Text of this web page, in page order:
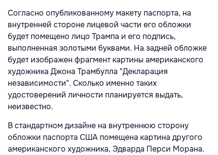
Согласно опубликованному макету паспорта, на
внутренней стороне лицевой части его обложки
будет помещено лицо Трампа и его подпись,
выполненная золотыми буквами. На задней обложке
будет изображен фрагмент картины американского
художника Джона Трамбулла "Декларация
независимости". Сколько именно таких
удостоверений личности планируется выдать,
неизвестно.
В стандартном дизайне на внутреннюю сторону
обложки паспорта США помещена картина другого
американского художника, Эдварда Перси Морана.